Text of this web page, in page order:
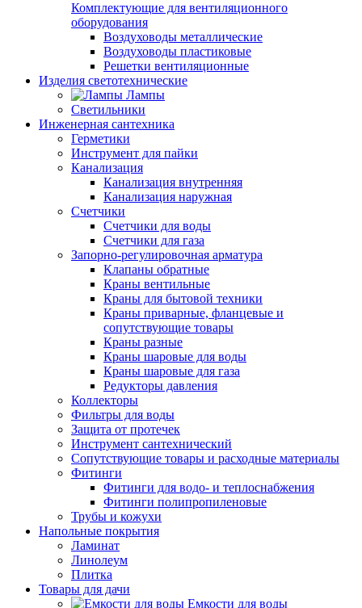
Комплектующие для вентиляционного
оборудования
Воздуховоды металлические
Воздуховоды пластиковые
Решетки вентиляционные
Изделия светотехнические
Лампы
Светильники
Инженерная сантехника
Герметики
Инструмент для пайки
Канализация
Канализация внутренняя
Канализация наружная
Счетчики
Счетчики для воды
Счетчики для газа
Запорно-регулировочная арматура
Клапаны обратные
Краны вентильные
Краны для бытовой техники
Краны приварные, фланцевые и
сопутствующие товары
Краны разные
Краны шаровые для воды
Краны шаровые для газа
Редукторы давления
Коллекторы
Фильтры для воды
Защита от протечек
Инструмент сантехнический
Сопутствующие товары и расходные материалы
Фитинги
Фитинги для водо- и теплоснабжения
Фитинги полипропиленовые
Трубы и кожухи
Напольные покрытия
Ламинат
Линолеум
Плитка
Товары для дачи
Емкости для воды